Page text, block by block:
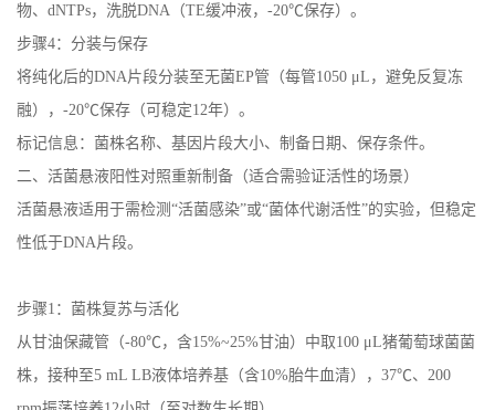
物、dNTPs，洗脱DNA（TE缓冲液，-20℃保存）。
步骤4：分装与保存
将纯化后的DNA片段分装至无菌EP管（每管1050 μL，避免反复冻
融），-20℃保存（可稳定12年）。
标记信息：菌株名称、基因片段大小、制备日期、保存条件。
二、活菌悬液阳性对照重新制备（适合需验证活性的场景）
活菌悬液适用于需检测“活菌感染”或“菌体代谢活性”的实验，但稳定
性低于DNA片段。
步骤1：菌株复苏与活化
从甘油保藏管（-80℃，含15%~25%甘油）中取100 μL猪葡萄球菌菌
株，接种至5 mL LB液体培养基（含10%胎牛血清），37℃、200